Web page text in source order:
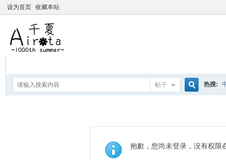
设为首页 收藏本站
帖子
索
热搜:
抱歉，您尚未登录，没有权限